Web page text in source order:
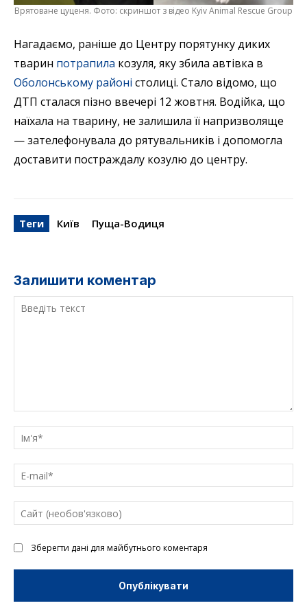
Врятоване цуценя. Фото: скриншот з відео Kyiv Animal Rescue Group
Нагадаємо, раніше до Центру порятунку диких
тварин потрапила козуля, яку збила автівка в
Оболонському районі столиці. Стало відомо, що
ДТП сталася пізно ввечері 12 жовтня. Водійка, що
наїхала на тварину, не залишила її напризволяще
— зателефонувала до рятувальників і допомогла
доставити постраждалу козулю до центру.
Теги Київ Пуща-Водиця
Залишити коментар
текст
Зберегти дані для майбутнього коментаря